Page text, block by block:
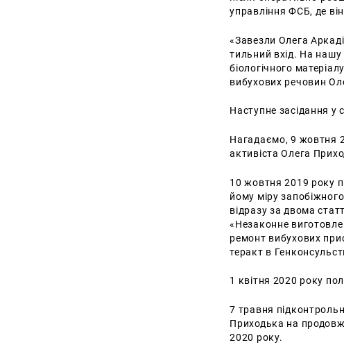
управління ФСБ, де
«Завезли Олега
тильний вхід. На нашу
біологічного
вибухових речовин
Наступне засідання у
Нагадаємо, 9 жовтня
активіста Олега
10 жовтня 2019 року
йому міру
відразу за двома
«Незаконне
ремонт вибухових
теракт в
1 квітня 2020 року
7 травня
Приходька на
2020 року.